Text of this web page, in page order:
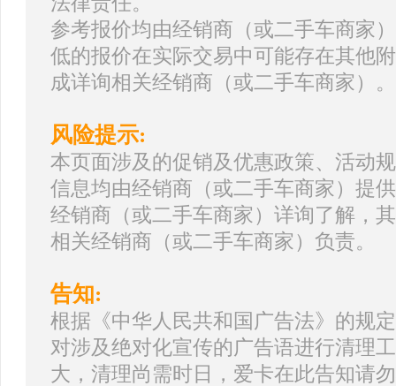
参考报价均由经销商（或二手车商家
低的报价在实际交易中可能存在其他
成详询相关经销商（或二手车商家）。
风险提示:
本页面涉及的促销及优惠政策、活动
信息均由经销商（或二手车商家）提
经销商（或二手车商家）详询了解，
相关经销商（或二手车商家）负责。
告知:
根据《中华人民共和国广告法》的规
对涉及绝对化宣传的广告语进行清理
大，清理尚需时日，爱卡在此告知请